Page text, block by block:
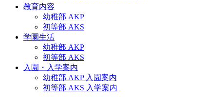
教育内容
幼稚部 AKP
初等部 AKS
学園生活
幼稚部 AKP
初等部 AKS
入園・入学案内
幼稚部 AKP 入園案内
初等部 AKS 入学案内